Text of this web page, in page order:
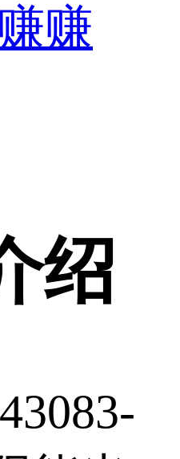
赚
绍